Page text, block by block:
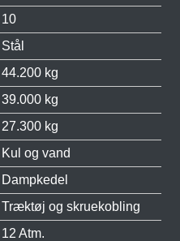
10
Stål
44.200 kg
39.000 kg
27.300 kg
Kul og vand
Dampkedel
Træktøj og skruekobling
12 Atm.